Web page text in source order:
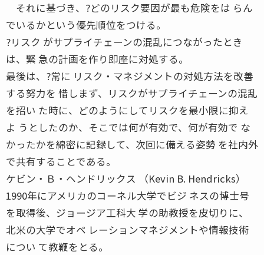
それに基づき、?どのリスク要因が最も危険をは らん
でいるかという優先順位をつける。
?リスク がサプライチェーンの混乱につながったとき
は、緊 急の計画を作り即座に対処する。
最後は、?常に リスク・マネジメントの対処方法を改善
する努力を 惜しまず、リスクがサプライチェーンの混乱
を招い た時に、どのようにしてリスクを最小限に抑え
よ うとしたのか、そこでは何が有効で、何が有効で な
かったかを綿密に記録して、次回に備える姿勢 を社内外
で共有することである。
ケビン・Ｂ・ヘンドリックス （Kevin B. Hendricks）
1990年にアメリカのコーネル大学でビジ ネスの博士号
を取得後、ジョージア工科大 学の助教授を皮切りに、
北米の大学でオペ レーションマネジメントや情報技術
につい て教鞭をとる。